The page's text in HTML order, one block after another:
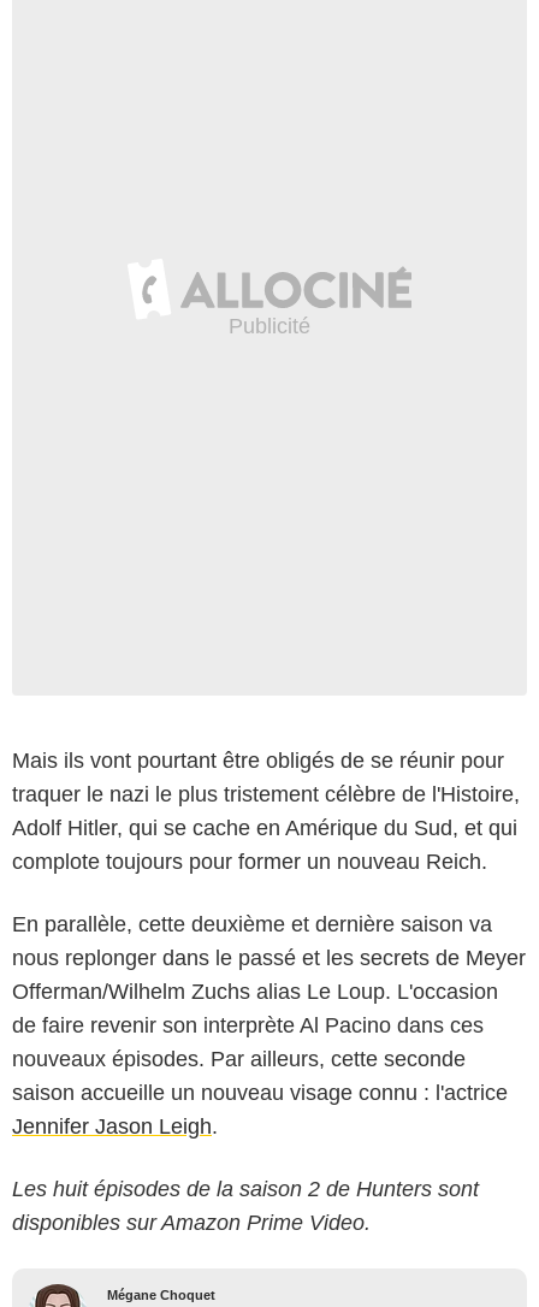
Mais ils vont pourtant être obligés de se réunir pour
traquer le nazi le plus tristement célèbre de l'Histoire,
Adolf Hitler, qui se cache en Amérique du Sud, et qui
complote toujours pour former un nouveau Reich.
En parallèle, cette deuxième et dernière saison va
nous replonger dans le passé et les secrets de Meyer
Offerman/Wilhelm Zuchs alias Le Loup. L'occasion
de faire revenir son interprète Al Pacino dans ces
nouveaux épisodes. Par ailleurs, cette seconde
saison accueille un nouveau visage connu : l'actrice
Jennifer Jason Leigh.
Les huit épisodes de la saison 2 de Hunters sont
disponibles sur Amazon Prime Video.
Mégane Choquet